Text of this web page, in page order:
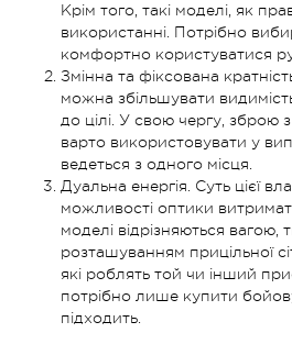
Крім того, такі моделі, як
використанні. Потрібно
комфортно користуватися
Змінна та фіксована
можна збільшувати
до цілі. У свою чергу, зброю
варто використовувати у
ведеться з одного місця.
Дуальна енергія. Суть цієї
можливості оптики
моделі відрізняються вагою,
розташуванням прицільної
які роблять той чи інший
потрібно лише купити
підходить.